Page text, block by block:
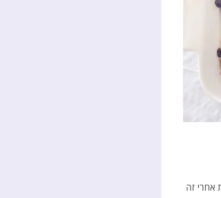
אחרי זה